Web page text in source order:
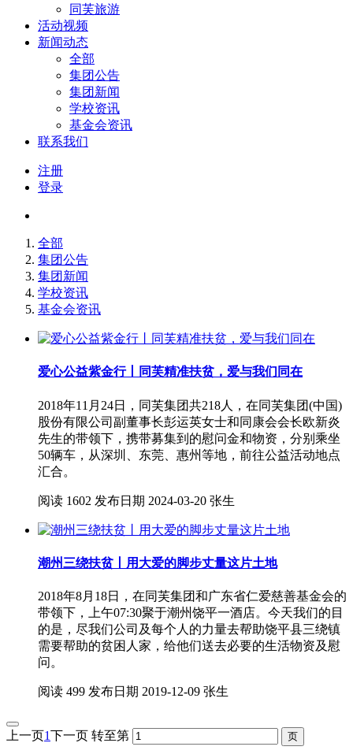
同芙旅游
活动视频
新闻动态
全部
集团公告
集团新闻
学校资讯
基金会资讯
联系我们
注册
登录
全部
集团公告
集团新闻
学校资讯
基金会资讯
爱心公益紫金行丨同芙精准扶贫，爱与我们同在
2018年11月24日，同芙集团共218人，在同芙集团(中国)
股份有限公司副董事长彭运英女士和同康会会长欧新炎
先生的带领下，携带募集到的慰问金和物资，分别乘坐
50辆车，从深圳、东莞、惠州等地，前往公益活动地点
汇合。
阅读 1602 发布日期 2024-03-20 张生
潮州三绕扶贫丨用大爱的脚步丈量这片土地
2018年8月18日，在同芙集团和广东省仁爱慈善基金会的
带领下，上午07:30聚于潮州饶平一酒店。今天我们的目
的是，尽我们公司及每个人的力量去帮助饶平县三绕镇
需要帮助的贫困人家，给他们送去必要的生活物资及慰
问。
阅读 499 发布日期 2019-12-09 张生
上一页1下一页 转至第